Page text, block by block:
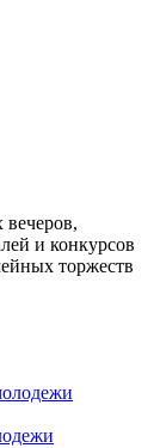
вечеров,
и конкурсов
торжеств